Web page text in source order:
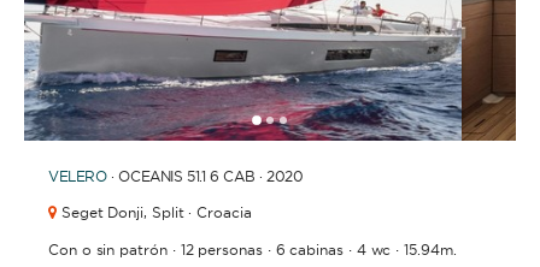
123
VELERO · OCEANIS 51.1 6 CAB · 2020
Seget Donji, Split · Croacia
Con o sin patrón· 12 personas· 6 cabinas· 4 wc ·15.94m.